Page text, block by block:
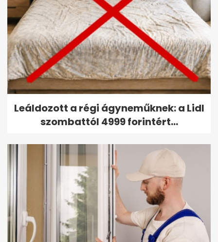
Leáldozott a régi ágyneműknek: a Lidl
szombattól 4999 forintért...